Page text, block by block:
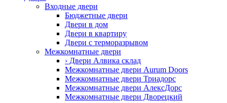
Входные двери
Бюджетные двери
Двери в дом
Двери в квартиру
Двери с терморазрывом
Межкомнатные двери
› Двери Алвика склад
Межкомнатные двери Aurum Doors
Межкомнатные двери Триадорс
Межкомнатные двери АлексДорс
Межкомнатные двери Дворецкий